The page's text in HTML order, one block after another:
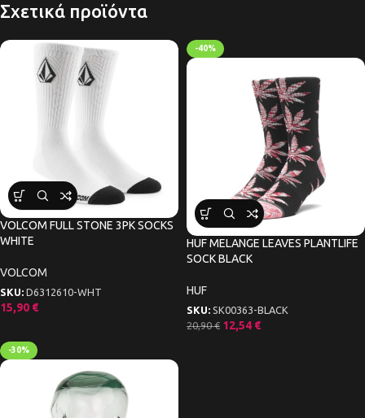
Σχετικά προϊόντα
VOLCOM FULL STONE 3PK SOCKS
WHITE
VOLCOM
SKU: D6312610-WHT
15,90 €
-40%
HUF MELANGE LEAVES PLANTLIFE
SOCK BLACK
HUF
SKU: SK00363-BLACK
20,90€ 12,54 €
-30%